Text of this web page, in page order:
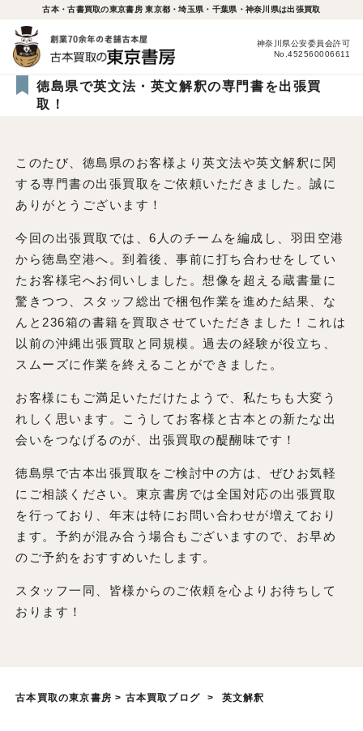
古本・古書買取の東京書房 東京都・埼玉県・千葉県・神奈川県は出張買取
神奈川県公安委員会許可
No.452560006611
徳島県で英文法・英文解釈の専門書を出張買
取！
このたび、徳島県のお客様より英文法や英文解釈に関
する専門書の出張買取をご依頼いただきました。誠に
ありがとうございます！
今回の出張買取では、6人のチームを編成し、羽田空港
から徳島空港へ。到着後、事前に打ち合わせをしてい
たお客様宅へお伺いしました。想像を超える蔵書量に
驚きつつ、スタッフ総出で梱包作業を進めた結果、な
んと236箱の書籍を買取させていただきました！これは
以前の沖縄出張買取と同規模。過去の経験が役立ち、
スムーズに作業を終えることができました。
お客様にもご満足いただけたようで、私たちも大変う
れしく思います。こうしてお客様と古本との新たな出
会いをつなげるのが、出張買取の醍醐味です！
徳島県で古本出張買取をご検討中の方は、ぜひお気軽
にご相談ください。東京書房では全国対応の出張買取
を行っており、年末は特にお問い合わせが増えており
ます。予約が混み合う場合もございますので、お早め
のご予約をおすすめいたします。
スタッフ一同、皆様からのご依頼を心よりお待ちして
おります！
古本買取の東京書房 > 古本買取ブログ > 英文解釈